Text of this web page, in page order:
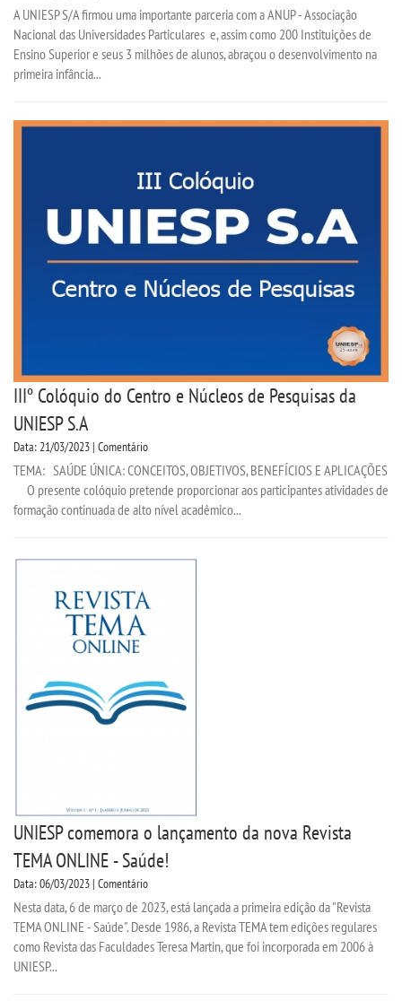
A UNIESP S/A firmou uma importante parceria com a ANUP - Associação
Nacional das Universidades Particulares e, assim como 200 Instituições de
Ensino Superior e seus 3 milhões de alunos, abraçou o desenvolvimento na
primeira infância...
IIIº Colóquio do Centro e Núcleos de Pesquisas da
UNIESP S.A
Data: 21/03/2023 | Comentário
TEMA: SAÚDE ÚNICA: CONCEITOS, OBJETIVOS, BENEFÍCIOS E APLICAÇÕES
O presente colóquio pretende proporcionar aos participantes atividades de
formação continuada de alto nível acadêmico...
UNIESP comemora o lançamento da nova Revista
TEMA ONLINE - Saúde!
Data: 06/03/2023 | Comentário
Nesta data, 6 de março de 2023, está lançada a primeira edição da "Revista
TEMA ONLINE - Saúde". Desde 1986, a Revista TEMA tem edições regulares
como Revista das Faculdades Teresa Martin, que foi incorporada em 2006 à
UNIESP...